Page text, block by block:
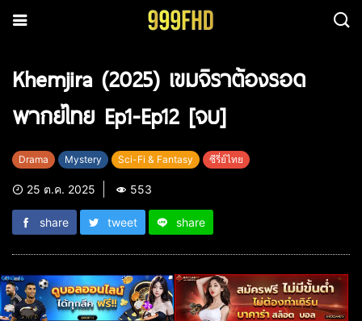
Khemjira (2025) เขมจิราต้องรอด
พากย์ไทย Ep1-Ep12 [จบ]
Drama Mystery Sci-Fi & Fantasy ซีรี่ย์ไทย
25 ต.ค. 2025 553
share tweet share